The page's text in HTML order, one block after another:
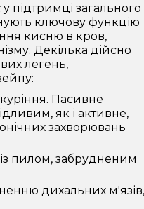
підтримці загального
ключову функцію
кисню в кров,
Декілька дійсно
легень,
Пасивне
як і активне,
захворювань
із пилом, забрудненим
дихальних м'язів,